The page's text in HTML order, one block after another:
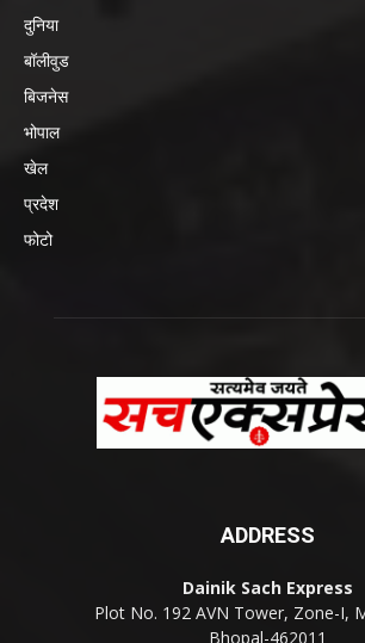
दुनिया
बॉलीवुड
बिजनेस
भोपाल
खेल
प्रदेश
फोटो
ADDRESS
Dainik Sach Express
Plot No. 192 AVN Tower, Zone-I,
Bhopal-462011